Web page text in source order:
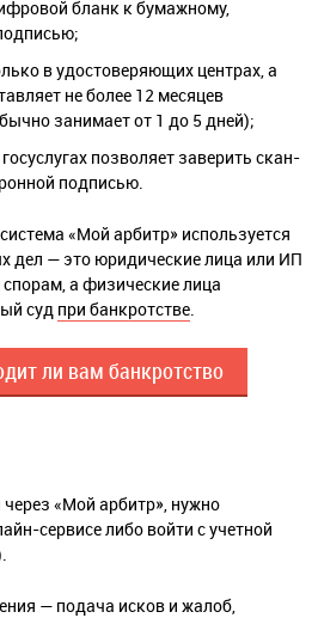
бланк к бумажному,
в удостоверяющих центрах, а
не более 12 месяцев
занимает от 1 до 5 дней);
позволяет заверить скан-
подписью.
«Мой арбитр» используется
дел — это юридические лица или ИП
а физические лица
суд при банкротстве.
ли вам банкротство
«Мой арбитр», нужно
сервисе либо войти с учетной
— подача исков и жалоб,